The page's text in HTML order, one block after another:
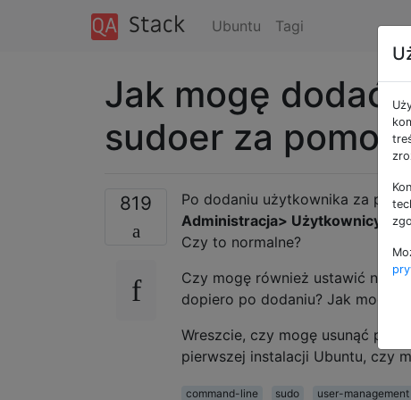
Ubuntu Tagi
Jak mogę dodać
sudoer za
819 Po dodaniu użytkownika za
Administracja> Użytkownicy i
Czy to normalne?
Czy mogę również ustawić
dopiero po dodaniu? Jak mogę
Wreszcie, czy mogę usunąć
pierwszej instalacji Ubuntu, czy
command-line sudo user-management